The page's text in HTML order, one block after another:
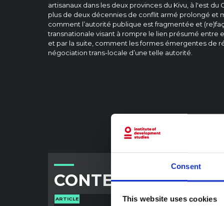
Consent
This website uses cookies
artisanaux dans les deux provinces du Kivu, à l'est du
plus de deux décennies de conflit armé prolongé et
comment l’autorité publique est fragmentée et
transnationale visant à rompre le lien présumé entre
et par la suite, comment les formes émergentes de
négociation trans-locale d’une telle autorité.
CONTENU ASSOCIÉ
ARTICLE ARTICLE